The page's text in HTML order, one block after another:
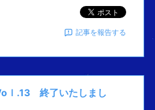
ポスト
記事を報告する
ｌ.13 終了いたしまし